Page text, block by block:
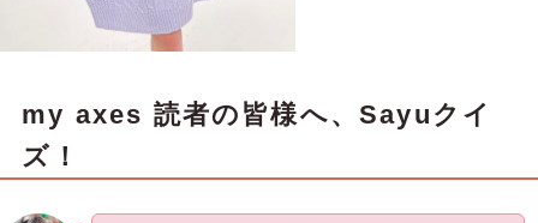
my axes 読者の皆様へ、Sayuクイ
ズ！